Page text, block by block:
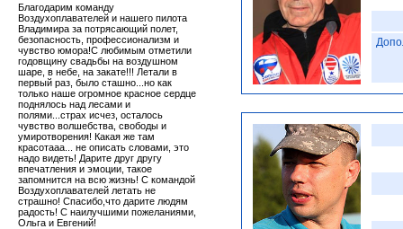
Благодарим команду
Воздухоплавателей и нашего пилота
Владимира за потрясающий полет,
безопасность, профессионализм и
чувство юмора!С любимым отметили
годовщину свадьбы на воздушном
шаре, в небе, на закате!!! Летали в
первый раз, было сташно...но как
только наше огромное красное сердце
поднялось над лесами и
полями...страх исчез, осталось
чувство волшебства, свободы и
умиротворения! Какая же там
красотааа... не описать словами, это
надо видеть! Дарите друг другу
впечатления и эмоции, такое
запомнится на всю жизнь! С командой
Воздухоплавателей летать не
страшно! Спасибо,что дарите людям
радость! С наилучшими пожеланиями,
Ольга и Евгений!